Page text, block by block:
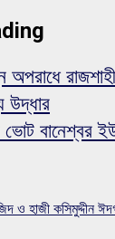
অপরাধে
বানেশ্বর
ও হাজী কসিমুদ্দীন